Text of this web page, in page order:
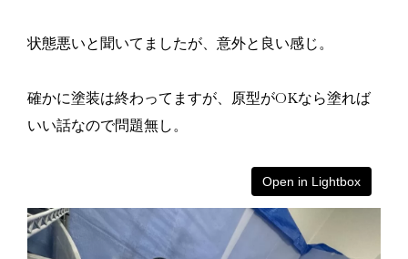
状態悪いと聞いてましたが、意外と良い感じ。
確かに塗装は終わってますが、原型がOKなら塗れば
いい話なので問題無し。
Open in Lightbox